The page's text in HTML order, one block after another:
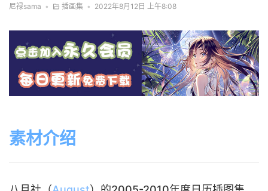
尼禄sama • 插画集 • 2022年8月12日 上午8:08
素材介绍